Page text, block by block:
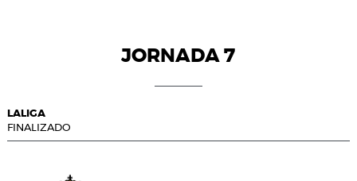
JORNADA 7
LALIGA
FINALIZADO